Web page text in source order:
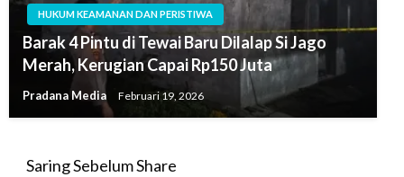
HUKUM KEAMANAN DAN PERISTIWA
Barak 4 Pintu di Tewai Baru Dilalap Si Jago
Merah, Kerugian Capai Rp150 Juta
Pradana Media Februari 19, 2026
Saring Sebelum Share